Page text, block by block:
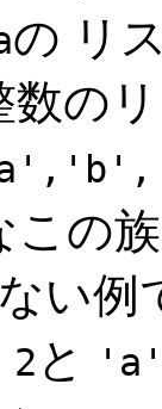
の リ
数の
この
い例
2 と